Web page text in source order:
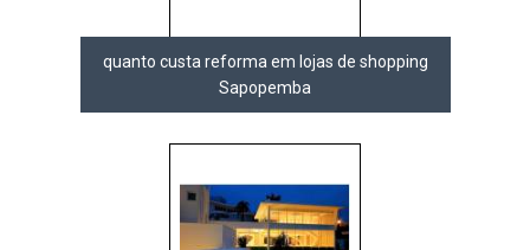
quanto custa reforma em lojas de shopping
Sapopemba